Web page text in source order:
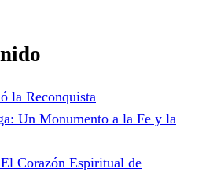
la Reconquista
Un Monumento a la Fe y la
Corazón Espiritual de